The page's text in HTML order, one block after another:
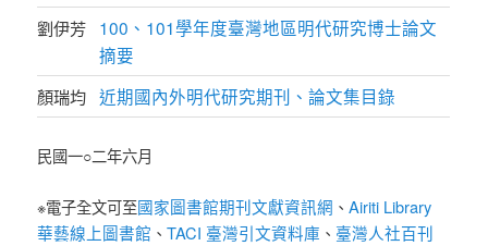
劉伊芳
100、101學年度臺灣地區明代研究博士論文
摘要
顏瑞均 近期國內外明代研究期刊、論文集目錄
民國一○二年六月
※電子全文可至國家圖書館期刊文獻資訊網 、Airiti Library
華藝線上圖書館 、TACI 臺灣引文資料庫 、 臺灣人社百刊